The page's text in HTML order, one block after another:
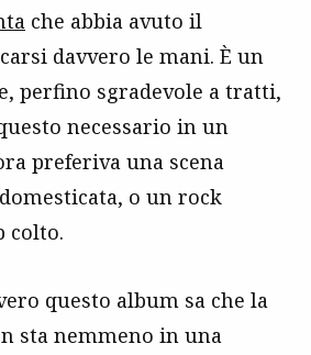
che abbia avuto il
davvero le mani. È un
perfino sgradevole a tratti,
necessario in un
preferiva una scena
o un rock
colto.
questo album sa che la
sta nemmeno in una